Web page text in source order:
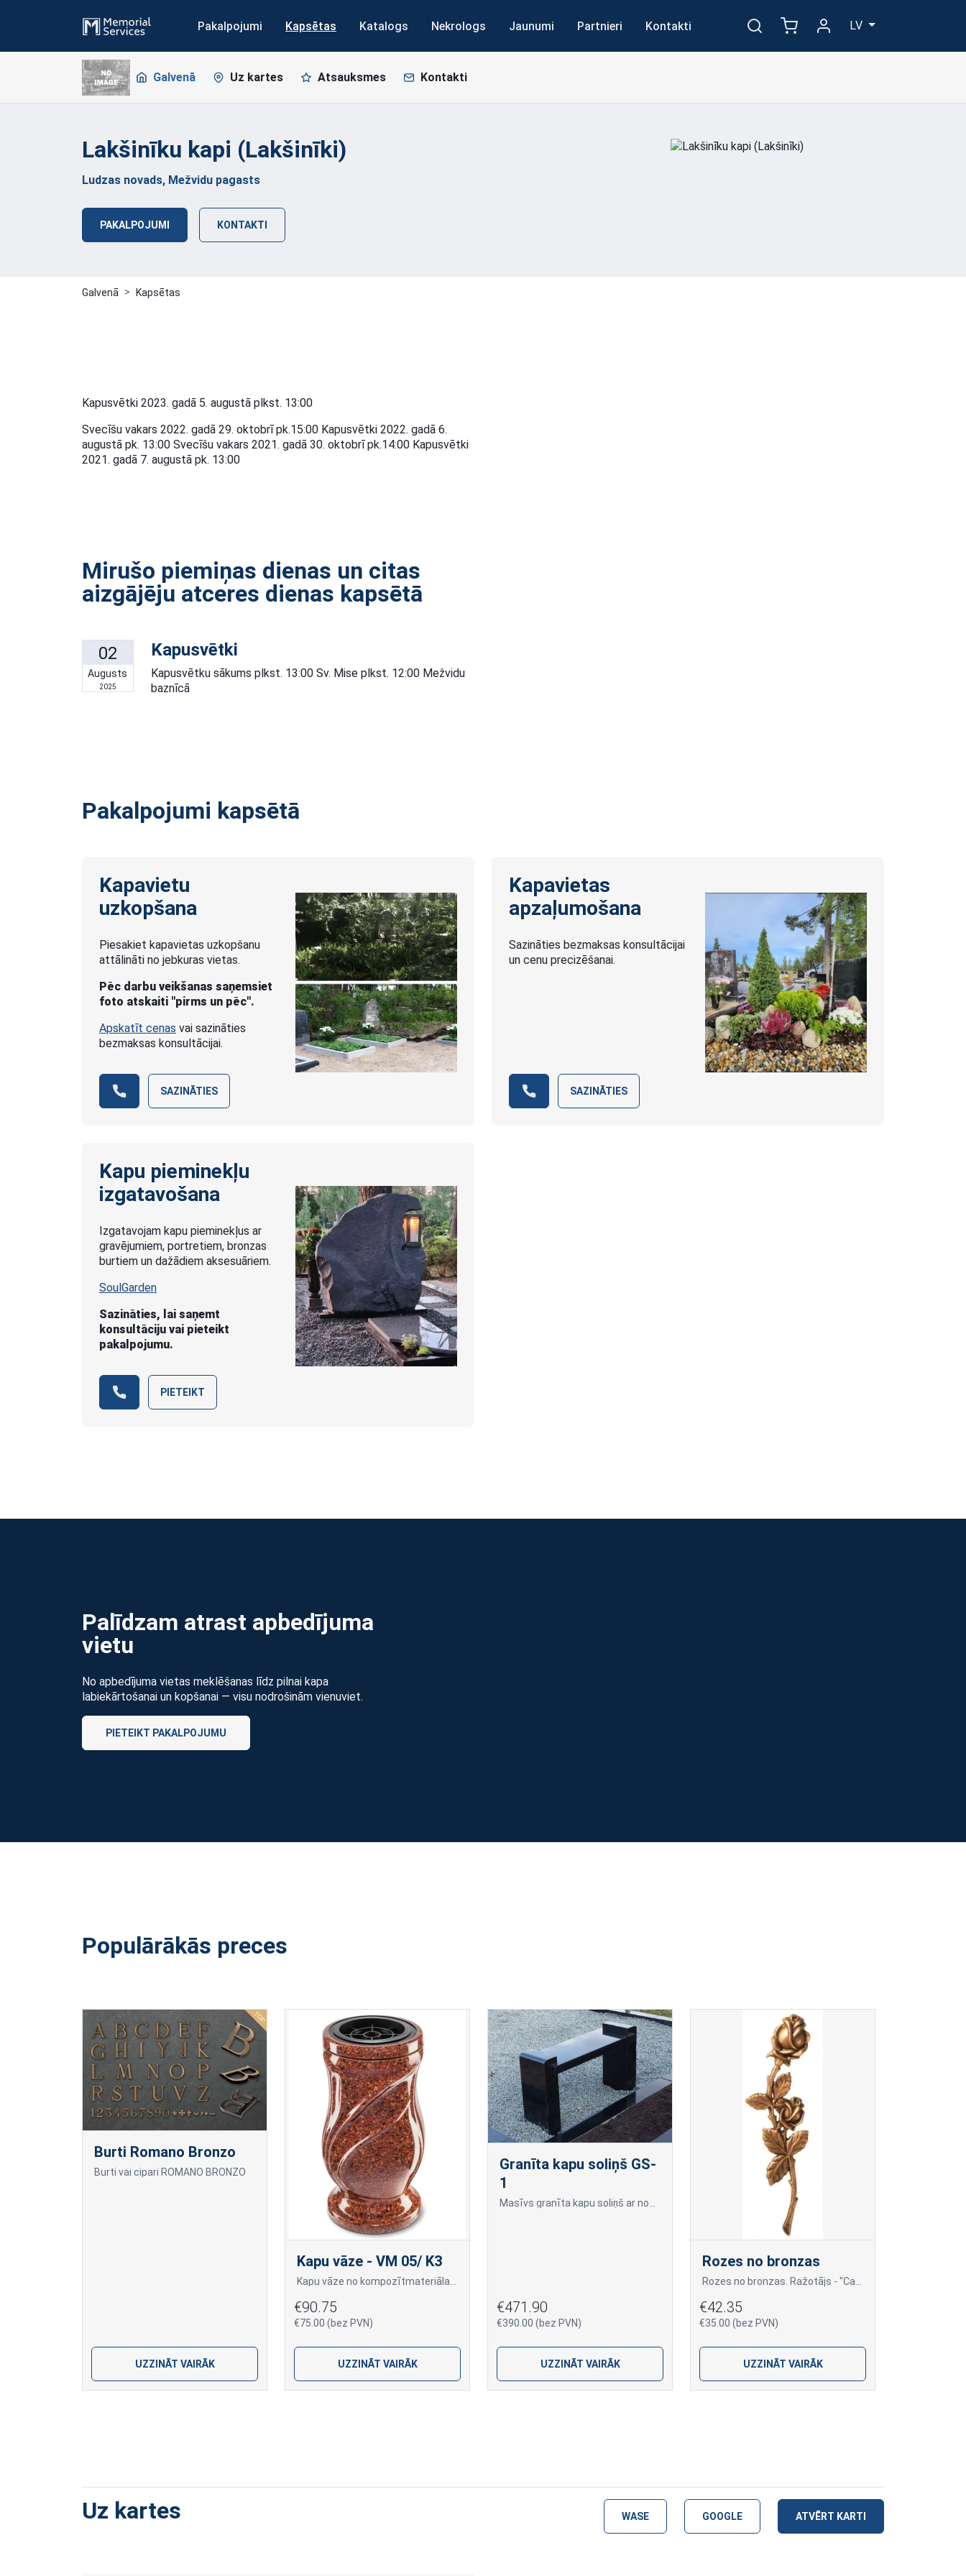
Pakalpojumi Kapsētas Katalogs Nekrologs Jaunumi Partnieri Kontakti LV
Galvenā Uz kartes Atsauksmes Kontakti
Lakšinīku kapi (Lakšinīki)
Ludzas novads, Mežvidu pagasts
PAKALPOJUMI KONTAKTI
Galvenā Kapsētas
Kapusvētki 2023. gadā 5. augustā plkst. 13:00
Svecīšu vakars 2022. gadā 29. oktobrī pk.15:00 Kapusvētki 2022. gadā 6.
augustā pk. 13:00 Svecīšu vakars 2021. gadā 30. oktobrī pk.14:00 Kapusvētki
2021. gadā 7. augustā pk. 13:00
Mirušo piemiņas dienas un citas
aizgājēju atceres dienas kapsētā
02
Augusts
2025
Kapusvētki
Kapusvētku sākums plkst. 13:00 Sv. Mise plkst. 12:00 Mežvidu
baznīcā
Pakalpojumi kapsētā
Kapavietu
uzkopšana
Piesakiet kapavietas uzkopšanu
attālināti no jebkuras vietas.
Pēc darbu veikšanas saņemsiet
foto atskaiti "pirms un pēc".
Apskatīt cenas vai sazināties
bezmaksas konsultācijai.
SAZINĀTIES
Kapavietas
apzaļumošana
Sazināties bezmaksas konsultācijai
un cenu precizēšanai.
SAZINĀTIES
Kapu pieminekļu
izgatavošana
Izgatavojam kapu pieminekļus ar
gravējumiem, portretiem, bronzas
burtiem un dažādiem aksesuāriem.
SoulGarden
Sazināties, lai saņemt
konsultāciju vai pieteikt
pakalpojumu.
PIETEIKT
Palīdzam atrast apbedījuma
vietu
No apbedījuma vietas meklēšanas līdz pilnai kapa
labiekārtošanai un kopšanai — visu nodrošinām vienuviet.
PIETEIKT PAKALPOJUMU
Populārākās preces
Burti Romano Bronzo
Burti vai cipari ROMANO BRONZO
UZZINĀT VAIRĀK
Kapu vāze - VM 05/ K3
€90.75
€75.00 (bez PVN)
UZZINĀT VAIRĀK
Granīta kapu soliņš GS-
1
€471.90
€390.00 (bez PVN)
UZZINĀT VAIRĀK
Rozes no bronzas
€42.35
€35.00 (bez PVN)
UZZINĀT VAIRĀK
Uz kartes WASE GOOGLE ATVĒRT KARTI